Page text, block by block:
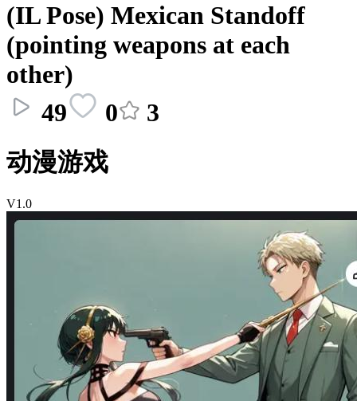
(IL Pose) Mexican Standoff
(pointing weapons at each
other)
49
0
3
动漫游戏
V1.0